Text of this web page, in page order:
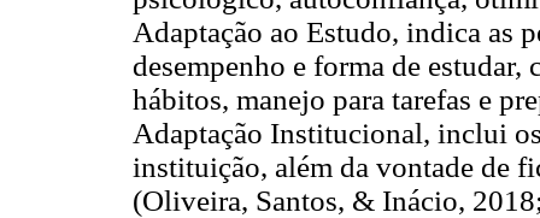
Adaptação ao Estudo, indica as
desempenho e forma de
hábitos, manejo para tarefas e
Adaptação Institucional, inclui
instituição, além da vontade de
(Oliveira, Santos, & Inácio,